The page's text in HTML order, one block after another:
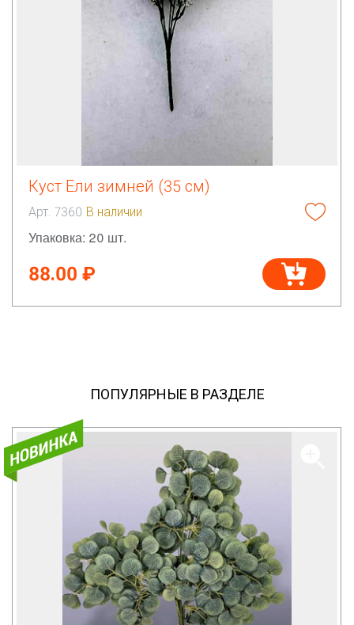
Куст Ели зимней (35 см)
Арт. 7360 В наличии
Упаковка: 20 шт.
88.00 ₽
ПОПУЛЯРНЫЕ В РАЗДЕЛЕ